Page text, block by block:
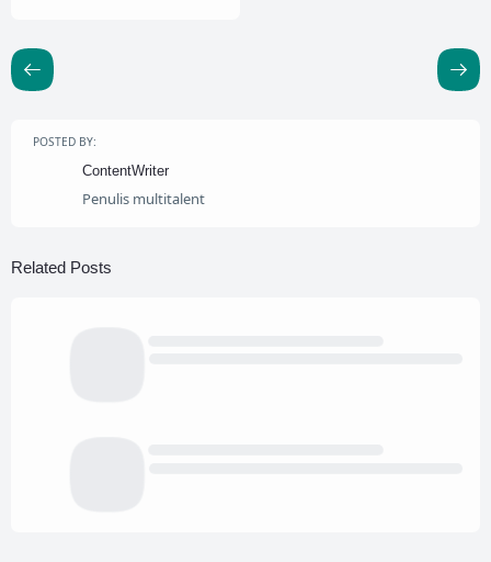
POSTED BY:
ContentWriter
Penulis multitalent
Related Posts